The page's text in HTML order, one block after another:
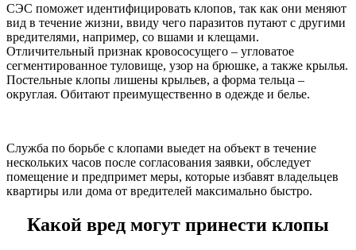
СЭС поможет идентифицировать клопов, так как они меняют
вид в течение жизни, ввиду чего паразитов путают с другими
вредителями, например, со вшами и клещами.
Отличительный признак кровососущего – угловатое
сегментированное туловище, узор на брюшке, а также крылья.
Постельные клопы лишены крыльев, а форма тельца –
округлая. Обитают преимущественно в одежде и белье.
Служба по борьбе с клопами выедет на объект в течение
нескольких часов после согласования заявки, обследует
помещение и предпримет меры, которые избавят владельцев
квартиры или дома от вредителей максимально быстро.
Какой вред могут принести клопы